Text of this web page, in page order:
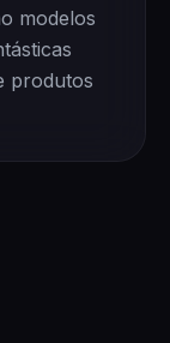
modelos
produtos